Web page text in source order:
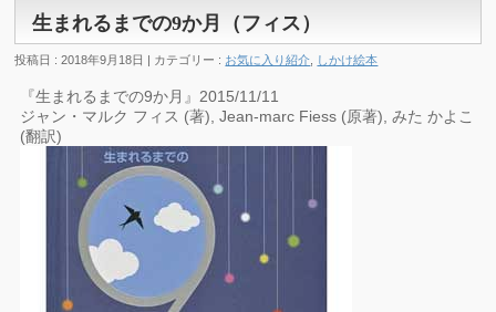
生まれるまでの9か月（フィス）
投稿日 : 2018年9月18日 | カテゴリー : お気に入り紹介 しかけ絵本
『生まれるまでの9か月』2015/11/11
ジャン・マルク フィス (著), Jean‐marc Fiess (原著), みた かよこ
(翻訳)